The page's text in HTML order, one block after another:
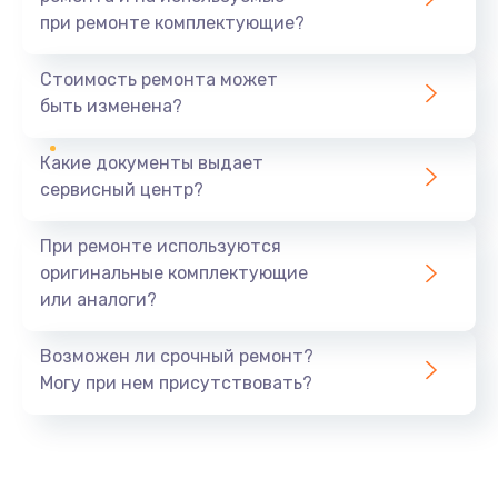
1440 руб.
Ремонт южного моста
Замена батарейки BIOS
Заказать
при ремонте комплектующие?
Стоимость ремонта может
быть изменена?
Какие документы выдает
сервисный центр?
При ремонте используются
оригинальные комплектующие
или аналоги?
Возможен ли срочный ремонт?
Могу при нем присутствовать?